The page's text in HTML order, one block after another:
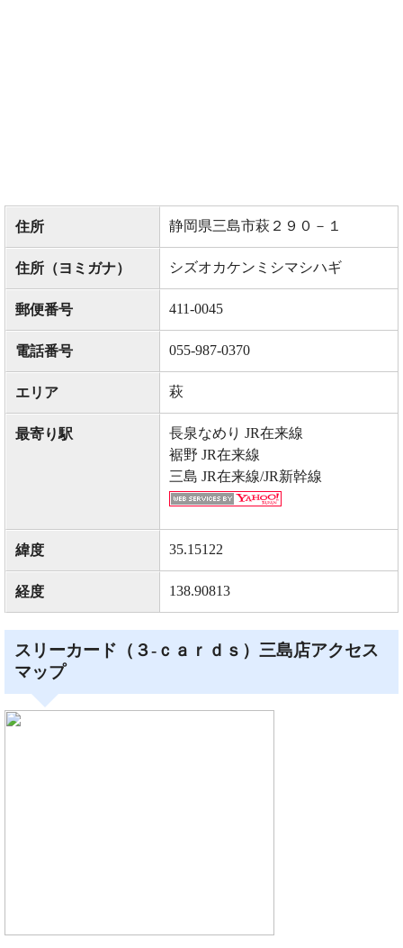
住所 静岡県三島市萩２９０－１
住所（ヨミガナ） シズオカケンミシマシハギ
郵便番号 411-0045
電話番号 055-987-0370
エリア 萩
最寄り駅
長泉なめり JR在来線
裾野 JR在来線
三島 JR在来線/JR新幹線
緯度 35.15122
経度 138.90813
スリーカード（３‐ｃａｒｄｓ）三島店アクセス
マップ